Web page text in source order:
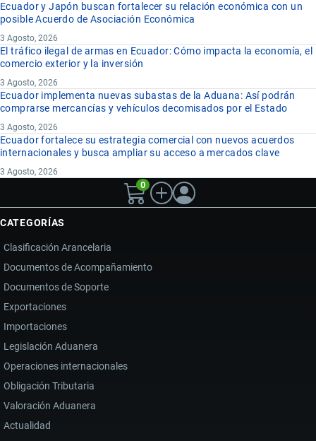
Ecuador y Japón buscan fortalecer su relación económica con un
posible Acuerdo de Asociación Económica
3 Agosto, 2026
El tráfico ilegal de armas en Ecuador: Cómo impacta la economía, el
comercio exterior y la inversión
3 Agosto, 2026
Ecuador implementa nuevas subastas de la Aduana: Así podrán
comprarse mercancías y vehículos decomisados por el Estado
3 Agosto, 2026
Ecuador fortalece su estrategia comercial con nuevos acuerdos
internacionales y busca ampliar su acceso a mercados clave
3 Agosto, 2026
0
CATEGORÍAS
Clasificación Arancelaria
Documentos de Acompañamiento
Documentos de Soporte
Exportaciones
Importaciones
Legislación Aduanera
Operaciones internacionales
Obligación Tributaria
Valoración Aduanera
Actualidad